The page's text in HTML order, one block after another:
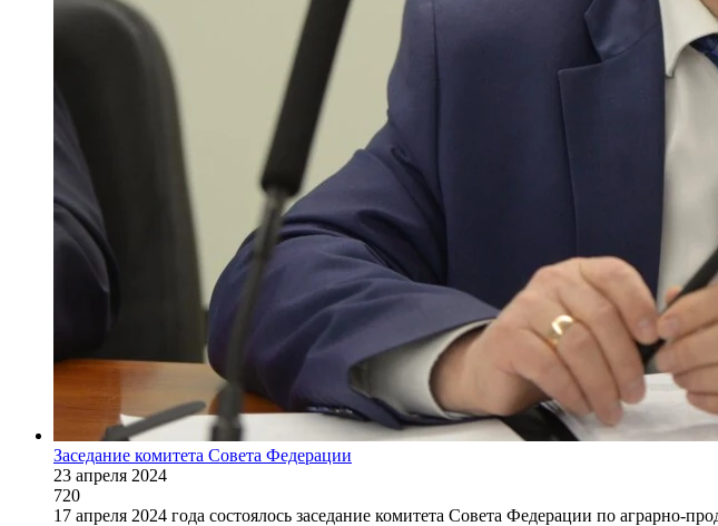
Заседание комитета Совета Федерации
23 апреля 2024
720
17 апреля 2024 года состоялось заседание комитета Совета Федерации по аграрно-